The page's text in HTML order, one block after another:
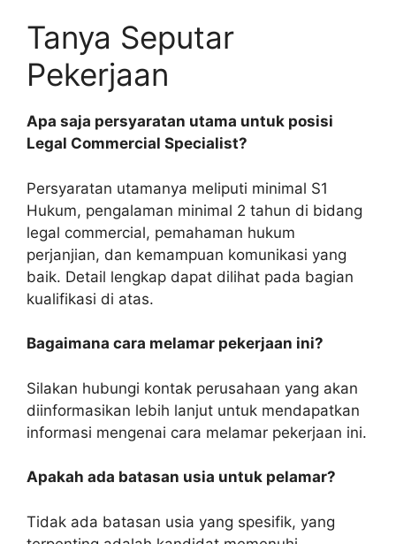
Tanya Seputar
Pekerjaan
Apa saja persyaratan utama untuk posisi
Legal Commercial Specialist?
Persyaratan utamanya meliputi minimal S1
Hukum, pengalaman minimal 2 tahun di bidang
legal commercial, pemahaman hukum
perjanjian, dan kemampuan komunikasi yang
baik. Detail lengkap dapat dilihat pada bagian
kualifikasi di atas.
Bagaimana cara melamar pekerjaan ini?
Silakan hubungi kontak perusahaan yang akan
diinformasikan lebih lanjut untuk mendapatkan
informasi mengenai cara melamar pekerjaan ini.
Apakah ada batasan usia untuk pelamar?
Tidak ada batasan usia yang spesifik, yang